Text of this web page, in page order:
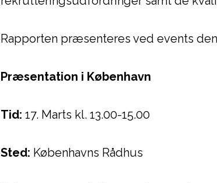
Rapporten præsenteres ved events
Præsentation i København
Tid: 17. Marts kl. 13.00-15.00
Sted: Københavns Rådhus